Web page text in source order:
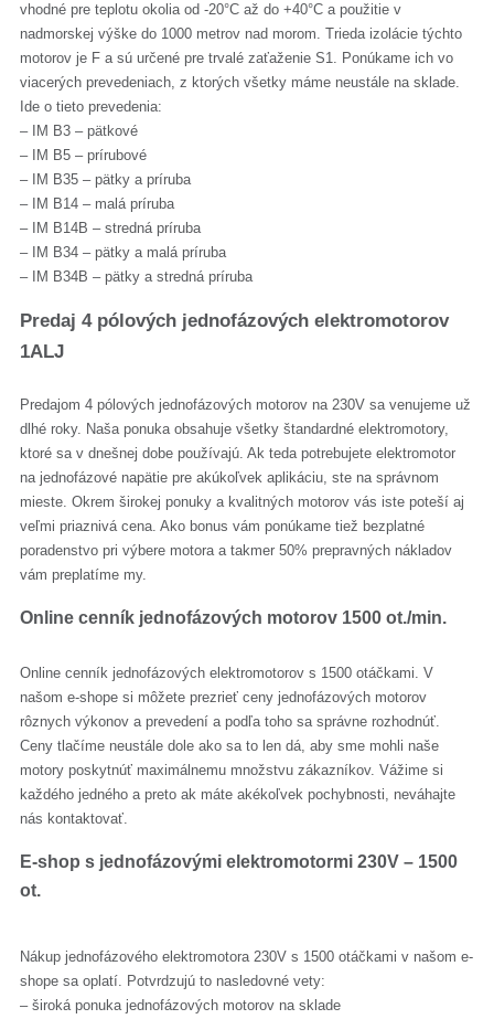
vhodné pre teplotu okolia od -20°C až do +40°C a použitie v
nadmorskej výške do 1000 metrov nad morom. Trieda izolácie týchto
motorov je F a sú určené pre trvalé zaťaženie S1. Ponúkame ich vo
viacerých prevedeniach, z ktorých všetky máme neustále na sklade.
Ide o tieto prevedenia:
– IM B3 – pätkové
– IM B5 – prírubové
– IM B35 – pätky a príruba
– IM B14 – malá príruba
– IM B14B – stredná príruba
– IM B34 – pätky a malá príruba
– IM B34B – pätky a stredná príruba
Predaj 4 pólových jednofázových elektromotorov
1ALJ
Predajom 4 pólových jednofázových motorov na 230V sa venujeme už
dlhé roky. Naša ponuka obsahuje všetky štandardné elektromotory,
ktoré sa v dnešnej dobe používajú. Ak teda potrebujete elektromotor
na jednofázové napätie pre akúkoľvek aplikáciu, ste na správnom
mieste. Okrem širokej ponuky a kvalitných motorov vás iste poteší aj
veľmi priaznivá cena. Ako bonus vám ponúkame tiež bezplatné
poradenstvo pri výbere motora a takmer 50% prepravných nákladov
vám preplatíme my.
Online cenník jednofázových motorov 1500 ot./min.
Online cenník jednofázových elektromotorov s 1500 otáčkami. V
našom e-shope si môžete prezrieť ceny jednofázových motorov
rôznych výkonov a prevedení a podľa toho sa správne rozhodnúť.
Ceny tlačíme neustále dole ako sa to len dá, aby sme mohli naše
motory poskytnúť maximálnemu množstvu zákazníkov. Vážime si
každého jedného a preto ak máte akékoľvek pochybnosti, neváhajte
nás kontaktovať.
E-shop s jednofázovými elektromotormi 230V – 1500
ot.
Nákup jednofázového elektromotora 230V s 1500 otáčkami v našom e-
shope sa oplatí. Potvrdzujú to nasledovné vety:
– široká ponuka jednofázových motorov na sklade